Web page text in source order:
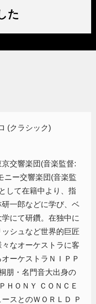
た
(クラシック)
交響楽団(音楽監督:
ニー交響楽団(音楽監
して在籍中より、指
一郎などに学び、ベ
にて研鑽。在独中に
シュなど世界的巨匠
なオーケストラに客
ーケストラＮＩＰＰ
朋・名門音大出身の
ＨＯＮＹ ＣＯＮＣＥ
スとのＷＯＲＬＤ Ｐ